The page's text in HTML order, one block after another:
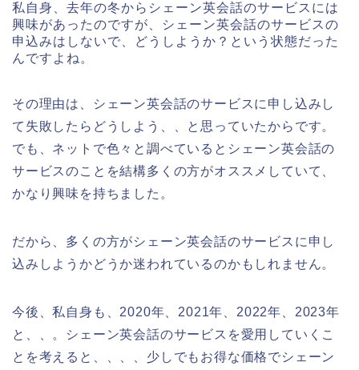
私自身、去年の冬からシェーン英会話のサービスには
興味があったのですが、シェーン英会話のサービスの
申込みはしないで、どうしようか？という状態だった
んですよね。
その理由は、シェーン英会話のサービスに申し込みし
て失敗したらどうしよう、、と思っていたからです。
でも、ネットで色々と調べているとシェーン英会話の
サービスのことを結構多くの方がオススメしていて、
かなり興味を持ちました。
だから、多くの方がシェーン英会話のサービスに申し
込みしようかどうか迷われているのかもしれません。
今後、私自身も、2020年、2021年、2022年、2023年
と、、。シェーン英会話のサービスを愛用していくこ
とを考えると、、、、少しでもお得な価格でシェーン